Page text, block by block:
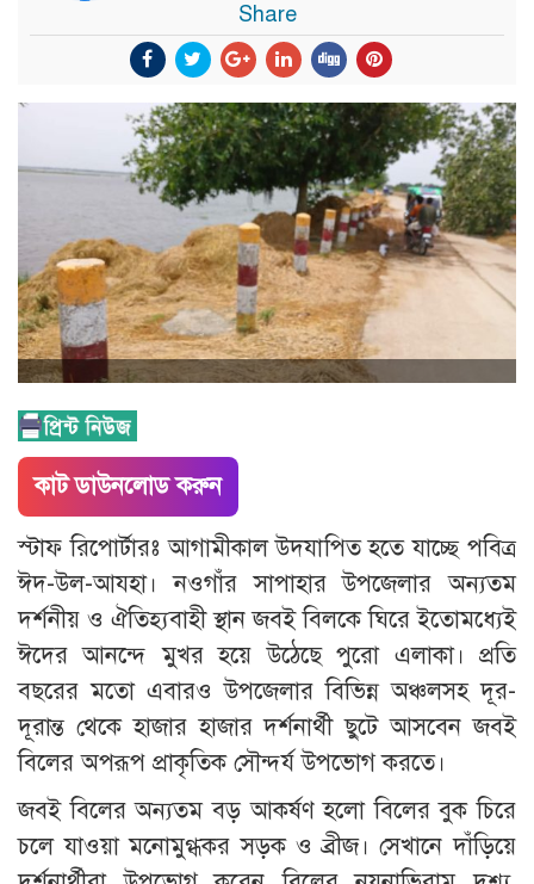
Share
কাট ডাউনলোড করুন
স্টাফ রিপোর্টারঃ আগামীকাল উদযাপিত হতে যাচ্ছে পবিত্র
ঈদ-উল-আযহা। নওগাঁর সাপাহার উপজেলার অন্যতম
দর্শনীয় ও ঐতিহ্যবাহী স্থান জবই বিলকে ঘিরে ইতোমধ্যেই
ঈদের আনন্দে মুখর হয়ে উঠেছে পুরো এলাকা। প্রতি
বছরের মতো এবারও উপজেলার বিভিন্ন অঞ্চলসহ দূর-
দূরান্ত থেকে হাজার হাজার দর্শনার্থী ছুটে আসবেন জবই
বিলের অপরূপ প্রাকৃতিক সৌন্দর্য উপভোগ করতে।
জবই বিলের অন্যতম বড় আকর্ষণ হলো বিলের বুক চিরে
চলে যাওয়া মনোমুগ্ধকর সড়ক ও ব্রীজ। সেখানে দাঁড়িয়ে